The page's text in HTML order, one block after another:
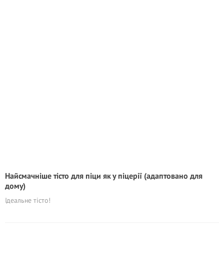
Найсмачніше тісто для піци як у піцерії (адаптовано для
дому)
Ідеальне тісто!